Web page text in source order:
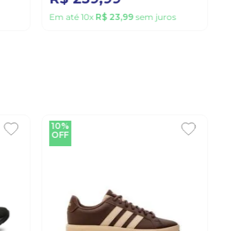
Em até10x R$ 23,99sem juros
10%
OFF